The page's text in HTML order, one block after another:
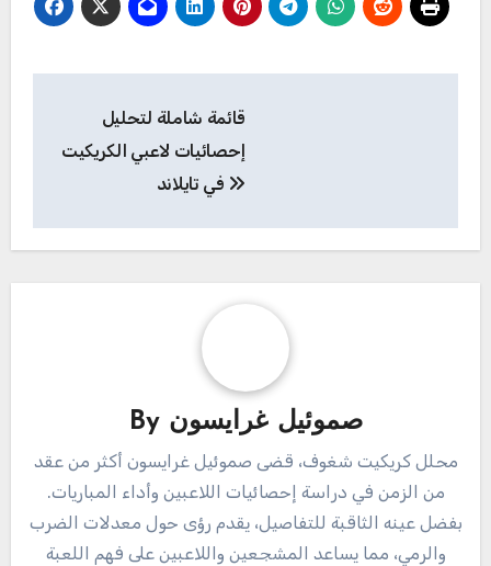
navigation
قائمة شاملة لتحليل
إحصائيات لاعبي الكريكيت
By صموئيل غرايسون
محلل كريكيت شغوف، قضى صموئيل غرايسون أكثر من عقد
من الزمن في دراسة إحصائيات اللاعبين وأداء المباريات.
بفضل عينه الثاقبة للتفاصيل، يقدم رؤى حول معدلات الضرب
والرمي، مما يساعد المشجعين واللاعبين على فهم اللعبة